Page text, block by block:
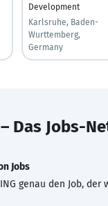
Development
Karlsruhe, Baden-
Wurttemberg,
Germany
– Das Jobs-
Jobs
genau den Job, der